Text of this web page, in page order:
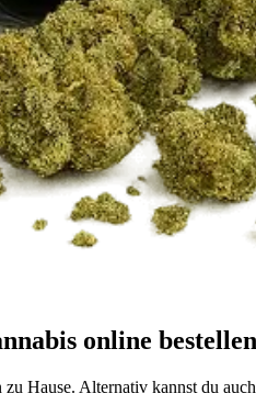
online bestellen
Hause. Alternativ kannst du